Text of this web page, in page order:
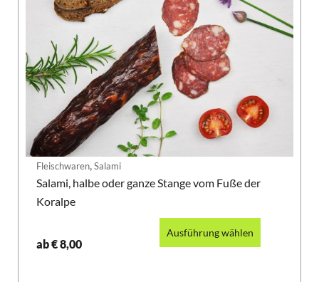
Fleischwaren,Salami
Salami, halbe oder ganze Stange vom Fuße der
Koralpe
ab€8,00
Ausführung wählen